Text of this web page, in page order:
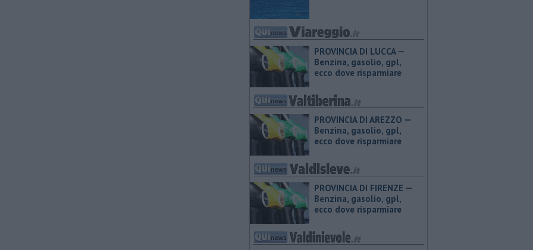
PROVINCIA DI LUCCA — ​
Benzina, gasolio, gpl,
ecco dove risparmiare
PROVINCIA DI AREZZO — ​
Benzina, gasolio, gpl,
ecco dove risparmiare
PROVINCIA DI FIRENZE — ​
Benzina, gasolio, gpl,
ecco dove risparmiare